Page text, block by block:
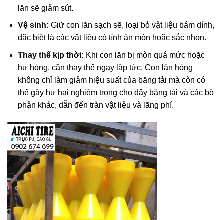
lăn sẽ giảm sút.
Vệ sinh: Giữ con lăn sạch sẽ, loại bỏ vật liệu bám dính,
đặc biệt là các vật liệu có tính ăn mòn hoặc sắc nhọn.
Thay thế kịp thời: Khi con lăn bị mòn quá mức hoặc
hư hỏng, cần thay thế ngay lập tức. Con lăn hỏng
không chỉ làm giảm hiệu suất của băng tải mà còn có
thể gây hư hại nghiêm trọng cho dây băng tải và các bộ
phận khác, dẫn đến tràn vật liệu và lãng phí.